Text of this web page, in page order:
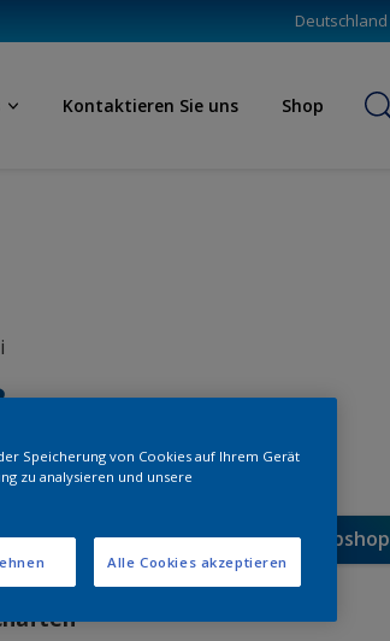
Deutschland
Kontaktieren Sie uns Shop
Bestellen Sie direkt im Webshop
Speicherung von Cookies auf Ihrem Gerät
zu analysieren und unsere
Alle Cookies akzeptieren